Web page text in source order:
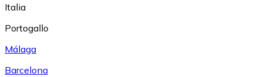
Italia
Portogallo
Málaga
Barcelona